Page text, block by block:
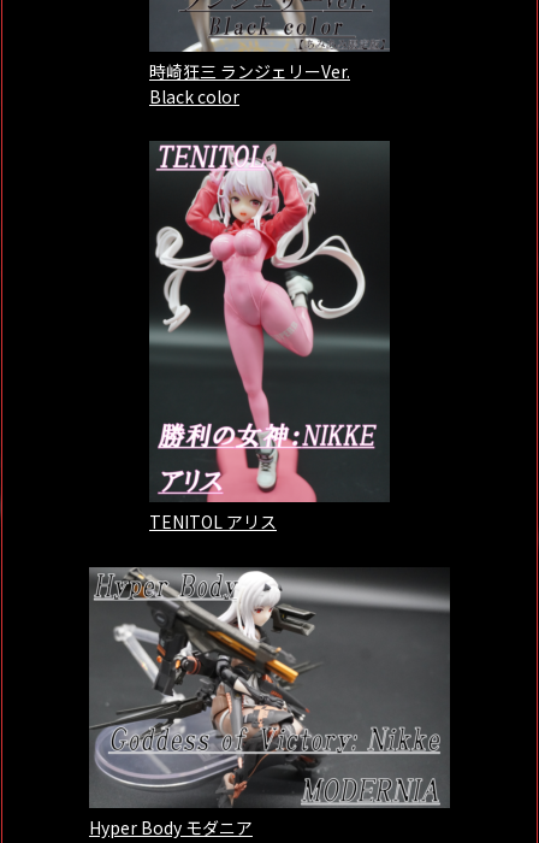
時崎狂三 ランジェリーVer.
Black color
TENITOL アリス
Hyper Body モダニア